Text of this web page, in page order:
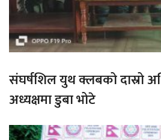
संघर्षशिल युथ क्लबको दास्रो
अध्यक्षमा डुबा भोटे